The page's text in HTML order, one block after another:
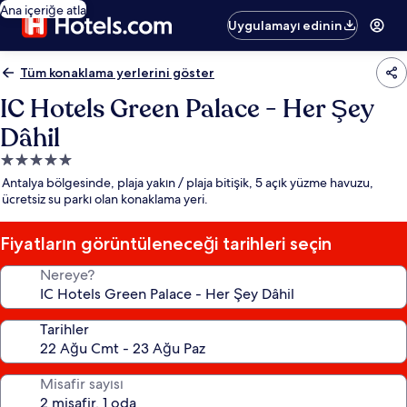
Ana içeriğe atla
Uygulamayı edinin
Tüm konaklama yerlerini göster
IC Hotels Green Palace - Her Şey
Dâhil
5.0
yıldızlı
konaklama
yeri
Antalya bölgesinde, plaja yakın / plaja bitişik, 5 açık yüzme havuzu,
ücretsiz su parkı olan konaklama yeri.
Fiyatların görüntüleneceği tarihleri seçin
Nereye?
Tarihler
Misafir sayısı